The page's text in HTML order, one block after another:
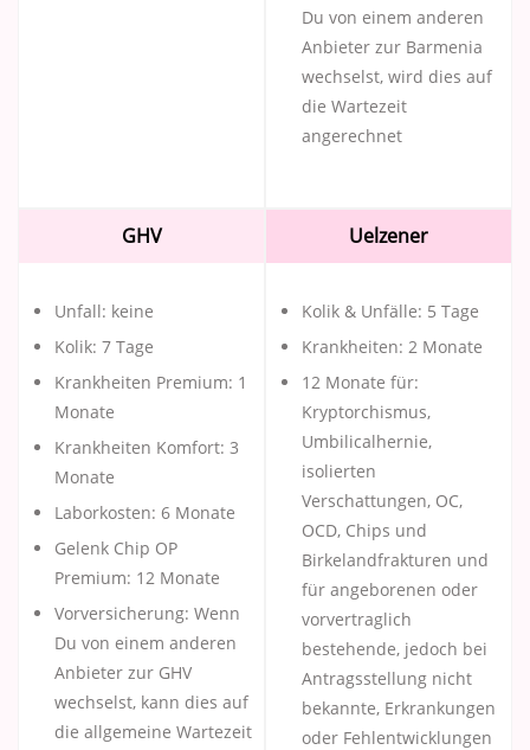
Du von einem anderen
Anbieter zur Barmenia
wechselst, wird dies auf
die Wartezeit
angerechnet
GHV
Unfall: keine
Kolik: 7 Tage
Krankheiten Premium: 1
Monate
Krankheiten Komfort: 3
Monate
Laborkosten: 6 Monate
Gelenk Chip OP
Premium: 12 Monate
Vorversicherung: Wenn
Du von einem anderen
Anbieter zur GHV
wechselst, kann dies auf
die allgemeine Wartezeit
Uelzener
Kolik & Unfälle: 5 Tage
Krankheiten: 2 Monate
12 Monate für:
Kryptorchismus,
Umbilicalhernie,
isolierten
Verschattungen, OC,
OCD, Chips und
Birkelandfrakturen und
für angeborenen oder
vorvertraglich
bestehende, jedoch bei
Antragsstellung nicht
bekannte, Erkrankungen
oder Fehlentwicklungen